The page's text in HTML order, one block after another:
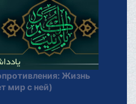
Жизнь
мир с ней)